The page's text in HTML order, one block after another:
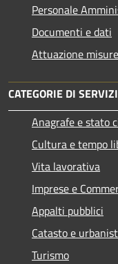
Personale
Documenti e dati
Attuazione
CATEGORIE DI
Anagrafe e stato
Cultura e tempo
Vita lavorativa
Imprese e
Appalti pubblici
Catasto e
Turismo